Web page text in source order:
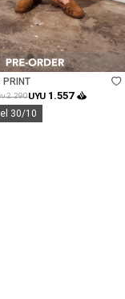
PRINT
2.290UYU 1.557
30/10